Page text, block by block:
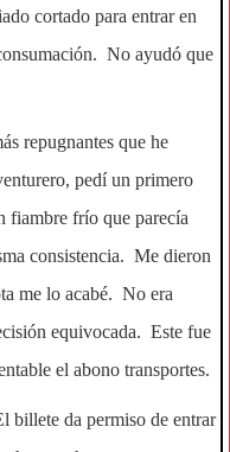
cortado para entrar en
No ayudó que
repugnantes que he
pedí un primero
fiambre frío que parecía
consistencia. Me dieron
me lo acabé. No era
equivocada. Este fue
el abono transportes.
billete da permiso de entrar